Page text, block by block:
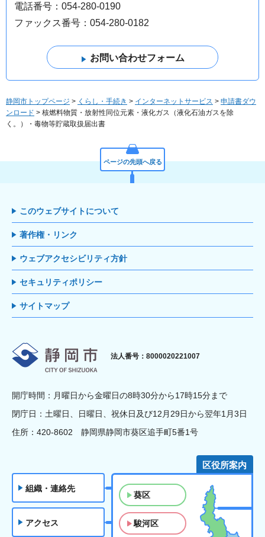
電話番号：054-280-0190
ファックス番号：054-280-0182
静岡市トップページ > くらし・手続き > インターネットサービス > 申請書ダウ
ンロード > 核燃料物質・放射性同位元素・液化ガス（液化石油ガスを除
く。）・毒物等貯蔵取扱届出書
ページの先頭へ戻る
このウェブサイトについて
著作権・リンク
ウェブアクセシビリティ方針
セキュリティポリシー
サイトマップ
静岡市
法人番号：8000020221007
開庁時間：月曜日から金曜日の8時30分から17時15分まで
閉庁日：土曜日、日曜日、祝休日及び12月29日から翌年1月3日
住所：420-8602 静岡県静岡市葵区追手町5番1号
組織・連絡先
アクセス
区役所案内
葵区
駿河区